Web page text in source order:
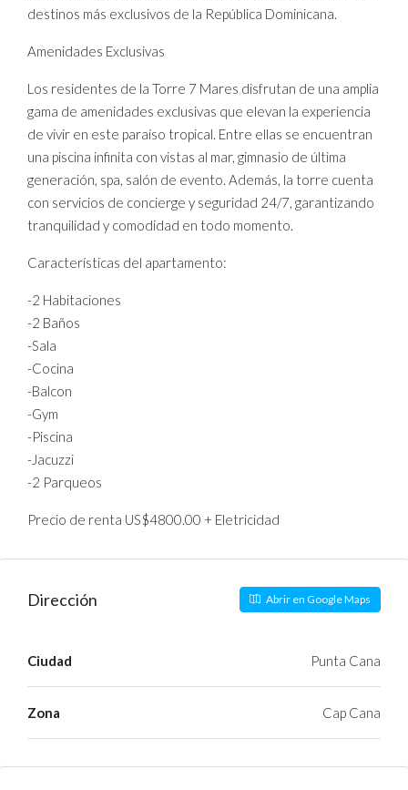
destinos más exclusivos de la República Dominicana.
Amenidades Exclusivas
Los residentes de la Torre 7 Mares disfrutan de una amplia
gama de amenidades exclusivas que elevan la experiencia
de vivir en este paraíso tropical. Entre ellas se encuentran
una piscina infinita con vistas al mar, gimnasio de última
generación, spa, salón de evento. Además, la torre cuenta
con servicios de concierge y seguridad 24/7, garantizando
tranquilidad y comodidad en todo momento.
Características del apartamento:
-2 Habitaciones
-2 Baños
-Sala
-Cocina
-Balcon
-Gym
-Piscina
-Jacuzzi
-2 Parqueos
Precio de renta US$4800.00 + Eletricidad
Dirección Abrir en Google Maps
Ciudad Punta Cana
Zona Cap Cana